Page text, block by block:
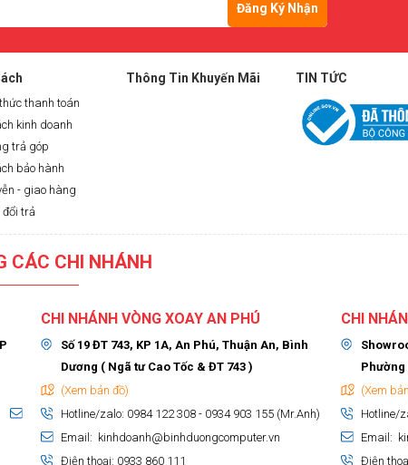
Đăng Ký Nhận
thanh toán
kinh doanh
trả góp
bảo hành
- giao hàng
đổi trả
Thông Tin Khuyến Mãi TIN TỨC
CÁC CHI NHÁNH
CHI NHÁNH VÒNG XOAY AN PHÚ
Số 19 ĐT 743, KP 1A, An Phú, Thuận An, Bình
Dương ( Ngã tư Cao Tốc & ĐT 743 )
(Xem bản đồ)
Hotline/zalo: 0984 122 308 - 0934 903 155 (Mr.Anh)
Email: kinhdoanh@binhduongcomputer.vn
Điện thoại: 0933 860 111
CHI
Phường
(Xem
Hotline/
Email:
Điện